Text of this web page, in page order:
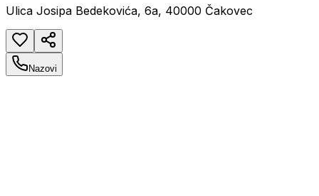
Ulica Josipa Bedekovića, 6a, 40000 Čakovec
Nazovi